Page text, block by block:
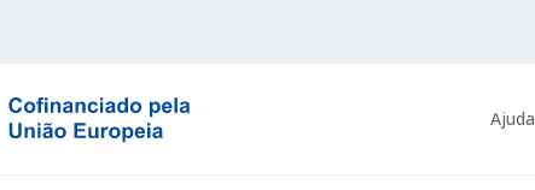
Ajuda